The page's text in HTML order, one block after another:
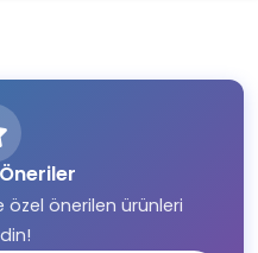
özel önerilen ürünleri